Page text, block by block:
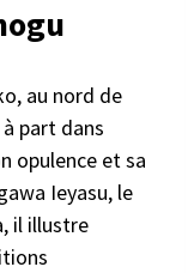
au nord de
part dans
opulence et sa
Ieyasu, le
il illustre